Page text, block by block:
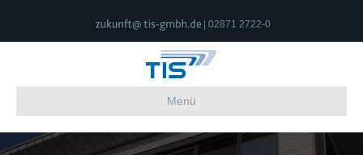
| 02871 2722-0
Menü